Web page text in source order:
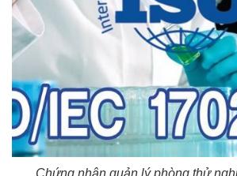
Chứng nhận quản lý phòng thử